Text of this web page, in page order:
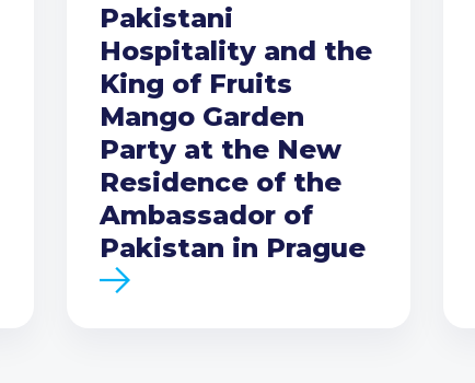
Pakistani
Hospitality and the
King of Fruits
Mango Garden
Party at the New
Residence of the
Ambassador of
Pakistan in Prague